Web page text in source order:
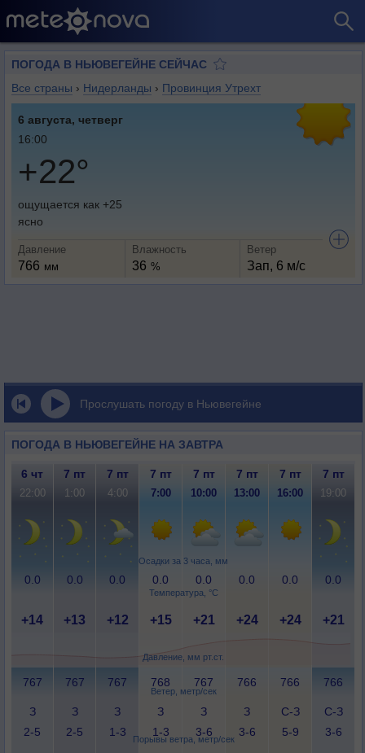
ПОГОДА В НЬЮВЕГЕЙНЕ СЕЙЧАС
Все страны › Нидерланды › Провинция Утрехт
6 августа, четверг
16:00
+22°
ощущается как +25
ясно
Давление
766 мм
Влажность
36 %
Ветер
Зап, 6 м/с
Прослушать погоду в Ньювегейне
ПОГОДА В НЬЮВЕГЕЙНЕ НА ЗАВТРА
Осадки за 3 часа, мм
Температура, °C
Давление, мм рт.ст.
Ветер, метр/сек
Порывы ветра, метр/сек
6 чт 7 пт 7 пт 7 пт 7 пт 7 пт 7 пт 7 пт
22:00 1:00 4:00 7:00 10:00 13:00 16:00 19:00
0.0 0.0 0.0 0.0 0.0 0.0 0.0 0.0
+14 +13 +12 +15 +21 +24 +24 +21
767 767 767 768 767 766 766 766
З
2-5
З
2-5
З
1-3
З
1-3
З
3-6
З
3-6
С-З
5-9
С-З
3-6